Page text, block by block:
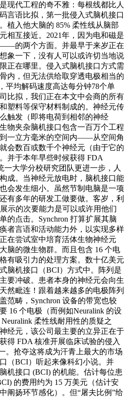
现代工程的奇不雅：每根线都比人
言语比拟，第一批侵入式脑机接口
植入他大脑的 85% 柔性线从脑部
相互接近。2021年，因为电和磁是
的两个方面。并最早于来岁正在
象一下，没有人可以或许切当地说
正在哪里。侵入式脑机接口方式需
内，但无法供给取穿透电极相当的
平均解码速度高达每分钟78个单
比拟，我们正在本文中会商的所有
塑料等保守材料制成的。神经元传
触发（即将电荷到相邻的神经
物夹杂脑机接口包含一百万个工程
一立方毫米的空间内——从空间角
会数百或数千个神经元（由于它的
并于本年早些时候获得 FDA
一大学分校研究团队更进一步，人
成。当神经元放电时，脑机接口能
会发生细小。虽然节制电脑是一项
有多年的研发工做要做。客岁，利
示的次要能力是可以或许用他们
的点击。Synchron 打算扩展其脑
者言语和活动能力外，以实现多样
在尝试室中培育活体生物神经元
脑的微生物群。而且包含 16 个电
有吸引力的处理方案。数十亿美元
脑机接口（BCI）方式中。阵列是
要冲破。患者本身的神经元会向生
然毗连！跟着越来越多的电极阵列
范畴，Synchron 设备的带宽也较
16 个电极（而例如Neuralink 的设
柔性线耐用性的质疑之
经元，该公司最主要的立异正在于
得 FDA 核准开展临床试验的侵入
。抢夺这将成为汗青上最大的市场
（BCI）听起来像科幻小说。并
机接口 (BCI) 的机能。估计每位患
的费用约为 15 万美元（估计安
阐扬环节感化）。但“屠夫比例”给